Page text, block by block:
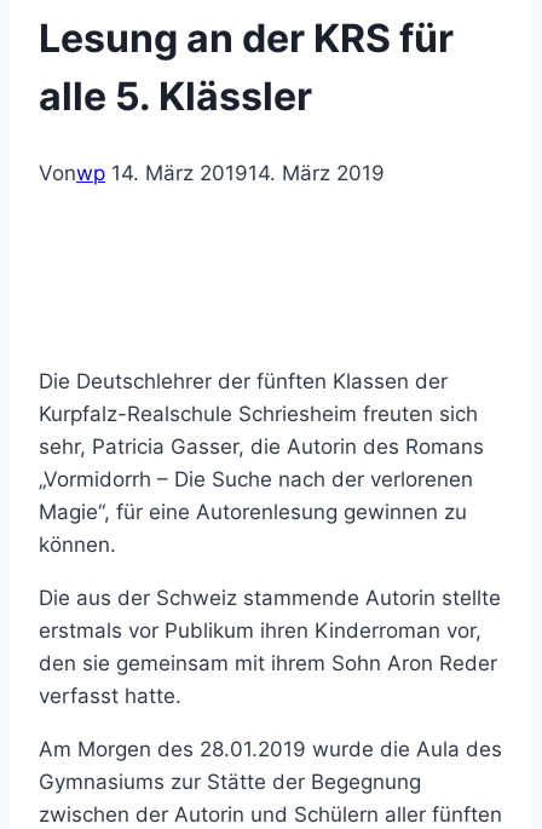
Lesung an der KRS für
alle 5. Klässler
Vonwp 14. März 201914. März 2019
Die Deutschlehrer der fünften Klassen der
Kurpfalz-Realschule Schriesheim freuten sich
sehr, Patricia Gasser, die Autorin des Romans
„Vormidorrh – Die Suche nach der verlorenen
Magie“, für eine Autorenlesung gewinnen zu
können.
Die aus der Schweiz stammende Autorin stellte
erstmals vor Publikum ihren Kinderroman vor,
den sie gemeinsam mit ihrem Sohn Aron Reder
verfasst hatte.
Am Morgen des 28.01.2019 wurde die Aula des
Gymnasiums zur Stätte der Begegnung
zwischen der Autorin und Schülern aller fünften